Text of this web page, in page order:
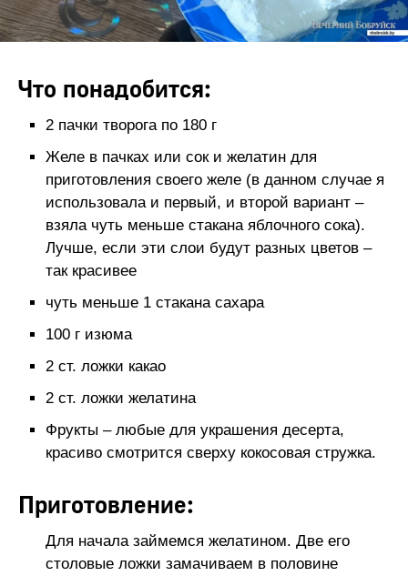
Что понадобится:
2 пачки творога по 180 г
Желе в пачках или сок и желатин для
приготовления своего желе (в данном случае я
использовала и первый, и второй вариант –
взяла чуть меньше стакана яблочного сока).
Лучше, если эти слои будут разных цветов –
так красивее
чуть меньше 1 стакана сахара
100 г изюма
2 ст. ложки какао
2 ст. ложки желатина
Фрукты – любые для украшения десерта,
красиво смотрится сверху кокосовая стружка.
Приготовление:
Для начала займемся желатином. Две его
столовые ложки замачиваем в половине